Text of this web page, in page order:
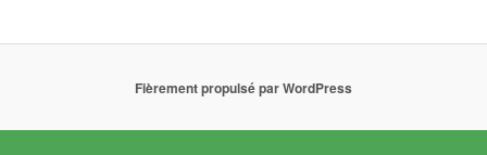
Fièrement propulsé par WordPress